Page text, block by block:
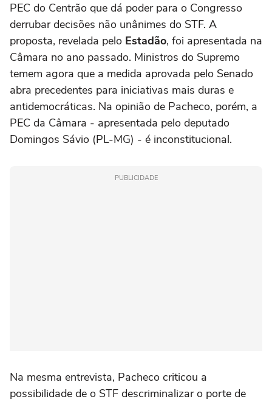
PEC do Centrão que dá poder para o Congresso
derrubar decisões não unânimes do STF. A
proposta, revelada pelo Estadão, foi apresentada na
Câmara no ano passado. Ministros do Supremo
temem agora que a medida aprovada pelo Senado
abra precedentes para iniciativas mais duras e
antidemocráticas. Na opinião de Pacheco, porém, a
PEC da Câmara - apresentada pelo deputado
Domingos Sávio (PL-MG) - é inconstitucional.
PUBLICIDADE
Na mesma entrevista, Pacheco criticou a
possibilidade de o STF descriminalizar o porte de